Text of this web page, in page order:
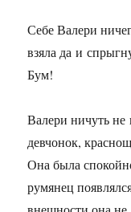
Себе Валери
взяла да и
Бум!
Валери ничуть не
девчонок,
Она была
румянец